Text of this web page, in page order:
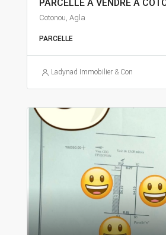
PARCELLE À VENDRE A
Cotonou, Agla
PARCELLE
Ladynad Immobilier & Construction